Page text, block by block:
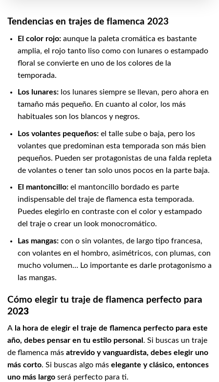
Tendencias en trajes de flamenca 2023
El color rojo:aunque la paleta cromática es bastante
amplia, el rojo tanto liso como con lunares o estampado
floral se convierte en uno de los colores de la
temporada.
Los lunares:los lunares siempre se llevan, pero ahora en
tamaño más pequeño. En cuanto al color, los más
habituales son los blancos y negros.
Los volantes pequeños:el talle sube o baja, pero los
volantes que predominan esta temporada son más bien
pequeños. Pueden ser protagonistas de una falda repleta
de volantes o tener tan solo unos pocos en la parte baja.
El mantoncillo:el mantoncillo bordado es parte
indispensable del traje de flamenca esta temporada.
Puedes elegirlo en contraste con el color y estampado
del traje o crear un look monocromático.
Las mangas:con o sin volantes, de largo tipo francesa,
con volantes en el hombro, asimétricos, con plumas, con
mucho volumen… Lo importante es darle protagonismo a
las mangas.
Cómo elegir tu traje de flamenca perfecto para
2023
A la hora de elegir el traje de flamenca perfecto para este
año, debes pensar en tu estilo personal . Si buscas un traje
de flamenca más atrevido y vanguardista, debes elegir uno
más corto. Si buscas algo más elegante y clásico, entonces
uno más largo será perfecto para ti.